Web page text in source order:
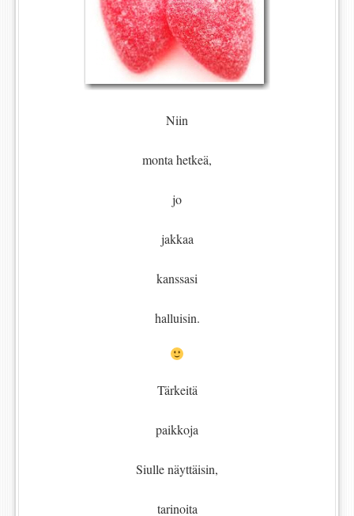
Niin
monta hetkeä,
jo
jakkaa
kanssasi
halluisin.
Tärkeitä
paikkoja
Siulle näyttäisin,
tarinoita